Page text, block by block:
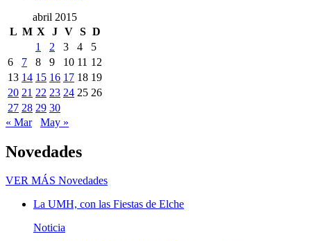
abril 2015
L M X J V S D
1
2 3 4
5
6
7 8 9 10 11 12
13 14 15 16 17 18 19
20 21 22 23 24 25 26
27 28 29 30
« Mar
May »
Novedades
VER MÁS Novedades
La UMH, con las Fiestas de Elche
Noticia